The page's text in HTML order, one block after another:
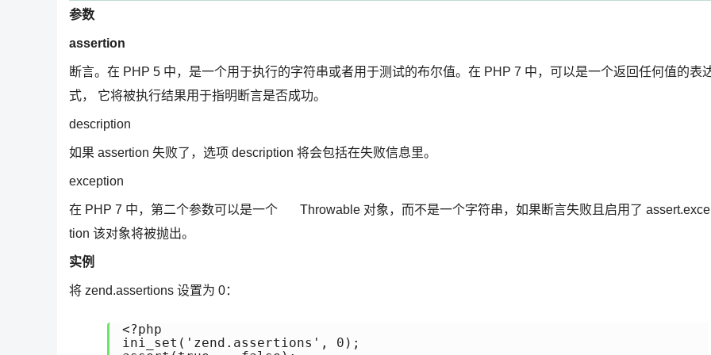
参数
assertion
断言。在 PHP 5 中，是一个用于执行的字符串或者用于测试的布尔值。在 PHP 7 中，可以是一个返回任何值的表
式， 它将被执行结果用于指明断言是否成功。
description
如果 assertion 失败了，选项 description 将会包括在失败信息里。
exception
在 PHP 7 中，第二个参数可以是一个 Throwable 对象，而不是一个字符串，如果断言失败且启用了
tion 该对象将被抛出。
实例
将 zend.assertions 设置为 0：
<?php
ini_set('zend.assertions', 0);